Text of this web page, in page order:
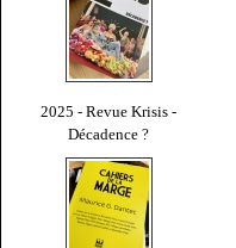
2025 - Revue Krisis -
Décadence ?